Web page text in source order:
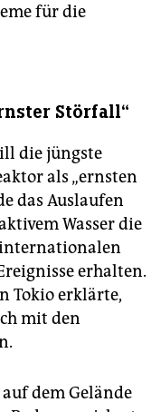
für die
Störfall“
die jüngste
als „ernsten
das Auslaufen
Wasser die
erhalten.
Tokio erklärte,
mit den
dem Gelände